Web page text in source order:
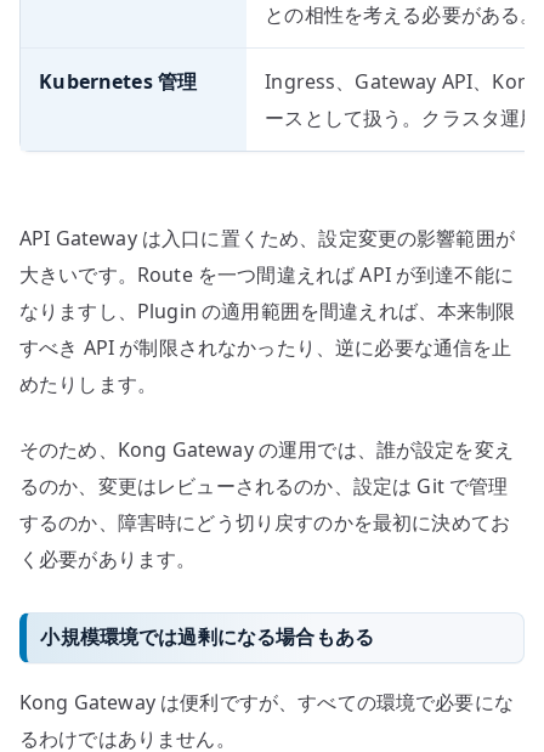
との相性を考える必要がある。
Kubernetes 管理
Ingress、Gateway API、
ースとして扱う。クラスタ運
API Gateway は入口に置くため、設定変更の影響範囲が
大きいです。Route を一つ間違えれば API が到達不能に
なりますし、Plugin の適用範囲を間違えれば、本来制限
すべき API が制限されなかったり、逆に必要な通信を止
めたりします。
そのため、Kong Gateway の運用では、誰が設定を変え
るのか、変更はレビューされるのか、設定は Git で管理
するのか、障害時にどう切り戻すのかを最初に決めてお
く必要があります。
小規模環境では過剰になる場合もある
Kong Gateway は便利ですが、すべての環境で必要にな
るわけではありません。